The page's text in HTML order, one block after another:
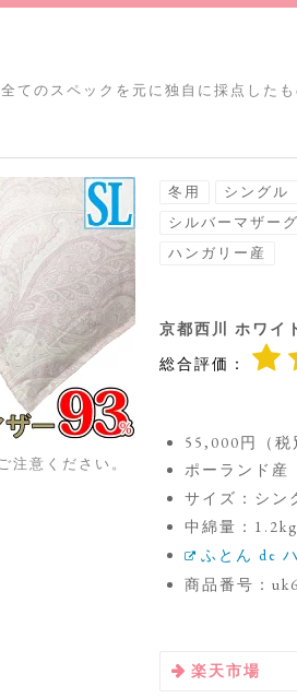
てのスペックを元に独自に採点したも
注意ください。
冬用 シングル
シルバーマザー
ハンガリー産
京都西川 ホワイ
総合評価：
55,000円（税
ポーランド産
サイズ：シン
中綿量：1.2kg
ふとん de
商品番号：
楽天市場